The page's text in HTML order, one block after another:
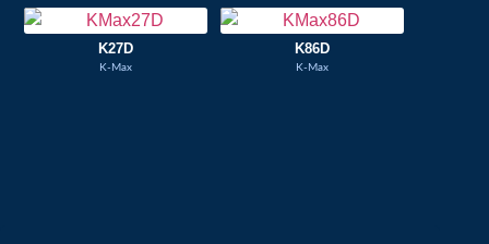
K27D
K-Max
K86D
K-Max